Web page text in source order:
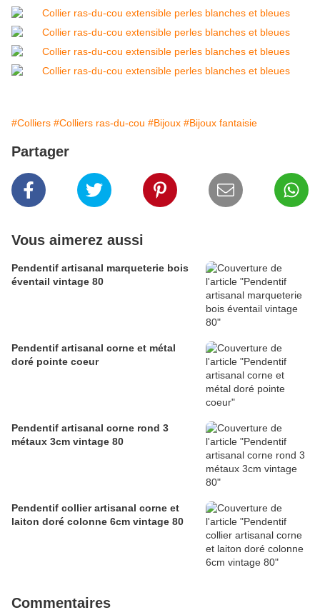
#Colliers #Colliers ras-du-cou #Bijoux #Bijoux fantaisie
Partager
Vous aimerez aussi
Pendentif artisanal marqueterie bois
éventail vintage 80
Pendentif artisanal corne et métal
doré pointe coeur
Pendentif artisanal corne rond 3
métaux 3cm vintage 80
Pendentif collier artisanal corne et
laiton doré colonne 6cm vintage 80
Commentaires